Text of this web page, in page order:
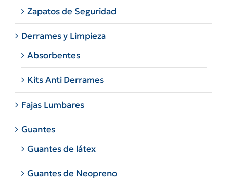
Zapatos de Seguridad
Derrames y Limpieza
Absorbentes
Kits Anti Derrames
Fajas Lumbares
Guantes
Guantes de látex
Guantes de Neopreno